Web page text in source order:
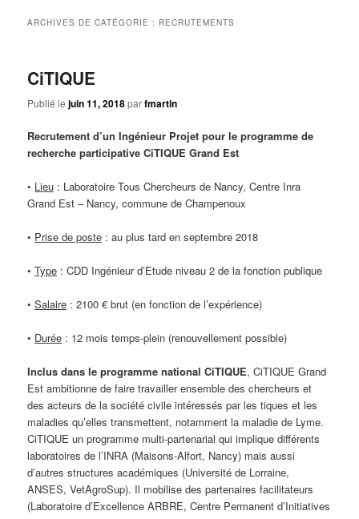
ARCHIVES DE CATÉGORIE : RECRUTEMENTS
CiTIQUE
Publié lejuin 11, 2018parfmartin
Recrutement d’un Ingénieur Projet pour le programme de
recherche participative CiTIQUE Grand Est
• Lieu : Laboratoire Tous Chercheurs de Nancy, Centre Inra
Grand Est – Nancy, commune de Champenoux
• Prise de poste : au plus tard en septembre 2018
•Type : CDD Ingénieur d’Etude niveau 2 de la fonction publique
•Salaire : 2100 € brut (en fonction de l’expérience)
• Durée : 12 mois temps-plein (renouvellement possible)
Inclus dans le programme national CiTIQUE, CiTIQUE Grand
Est ambitionne de faire travailler ensemble des chercheurs et
des acteurs de la société civile intéressés par les tiques et les
maladies qu’elles transmettent, notamment la maladie de Lyme.
CiTIQUE un programme multi-partenarial qui implique différents
laboratoires de l’INRA (Maisons-Alfort, Nancy) mais aussi
d’autres structures académiques (Université de Lorraine,
ANSES, VetAgroSup). Il mobilise des partenaires facilitateurs
(Laboratoire d’Excellence ARBRE, Centre Permanent d’Initiatives